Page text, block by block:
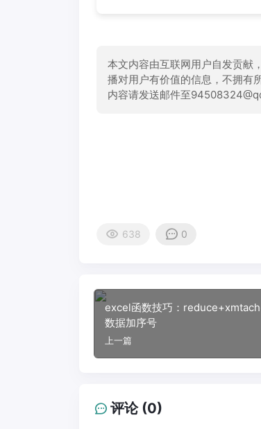
本文内容由互联网用户自发贡献
播对用户有价值的信息，不拥有
内容请发送邮件至
638 0
excel函数技巧：
数据加序号
上一篇
评论 (0)